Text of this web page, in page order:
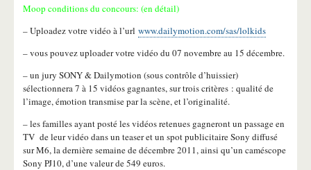
Moop conditions du concours: (en détail)
– Uploadez votre vidéo à l’url www.dailymotion.com/sas/lolkids
– vous pouvez uploader votre vidéo du 07 novembre au 15 décembre.
– un jury SONY & Dailymotion (sous contrôle d’huissier)
sélectionnera 7 à 15 vidéos gagnantes, sur trois critères : qualité de
l’image, émotion transmise par la scène, et l’originalité.
– les familles ayant posté les vidéos retenues gagneront un passage en
TV de leur vidéo dans un teaser et un spot publicitaire Sony diffusé
sur M6, la dernière semaine de décembre 2011, ainsi qu’un caméscope
Sony PJ10, d’une valeur de 549 euros.